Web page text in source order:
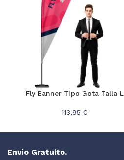
Fly Banner Tipo Gota Talla L
113,95 €
Envío Gratuito.